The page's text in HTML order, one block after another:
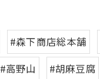
#森下商店総本舗
#高野山
#胡麻豆腐